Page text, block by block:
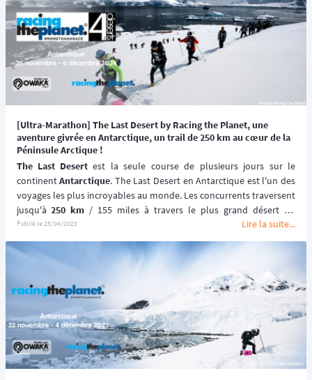
[Ultra-Marathon] The Last Desert by Racing the Planet, une
aventure givrée en Antarctique, un trail de 250 km au cœur de la
Péninsule Arctique !
The Last Desert est la seule course de plusieurs jours sur le
continent Antarctique. The Last Desert en Antarctique est l'un des
voyages les plus incroyables au monde. Les concurrents traversent
jusqu'à 250 km / 155 miles à travers le plus grand désert du
monde, souvent appelé le "
Publié le25/04/2023 Lire la suite...